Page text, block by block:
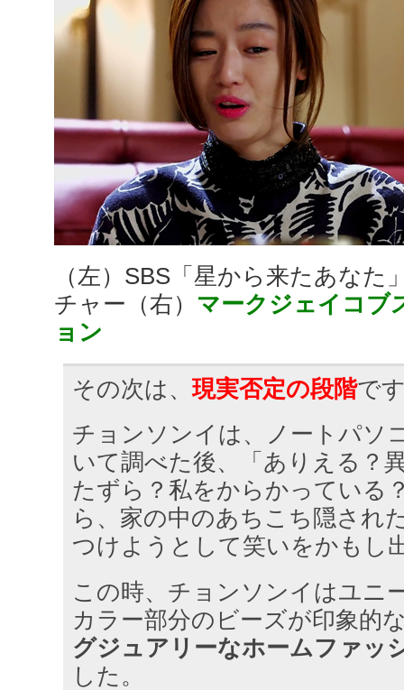
（左）SBS「星から来たあなた
チャー（右） マークジェイコブ
ョン
その次は、現実否定の段階で
チョンソンイは、ノートパソ
いて調べた後、「ありえる？
たずら？私をからかっている
ら、家の中のあちこち隠され
つけようとして笑いをかもし
この時、チョンソンイはユニ
カラー部分のビーズが印象的
グジュアリーなホームファッ
した。